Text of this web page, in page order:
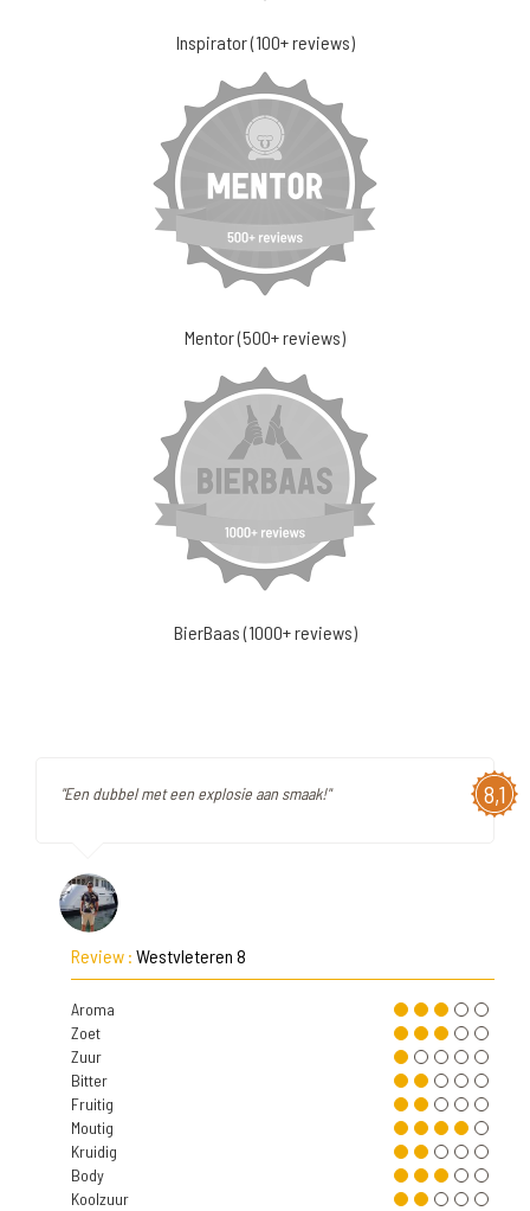
Inspirator (100+ reviews)
Mentor (500+ reviews)
BierBaas (1000+ reviews)
8,1
"Een dubbel met een explosie aan smaak!"
Review : Westvleteren 8
Aroma
Zoet
Zuur
Bitter
Fruitig
Moutig
Kruidig
Body
Koolzuur